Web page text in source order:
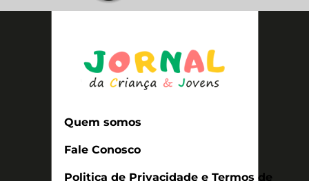
Quem somos
Fale Conosco
Politica de Privacidade e Termos de